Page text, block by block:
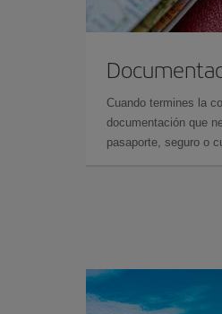
Cuando termines la
documentación que
pasaporte, seguro o